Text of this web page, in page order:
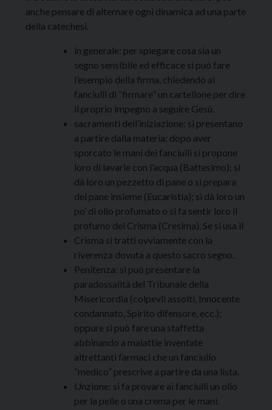
anche pensare di alternare ogni dinamica ad una parte
della catechesi.
in generale: per spiegare cosa sia un
segno sensibile ed efficace si può fare
l’esempio della firma, chiedendo ai
fanciulli di “firmare” un cartellone per dire
il proprio impegno a seguire Gesù.
sacramenti dell’iniziazione: si presentano
a partire dalla materia: dopo aver
sporcato le mani dei fanciulli si propone
loro di lavarle con l’acqua (Battesimo); si
dà loro un pezzetto di pane o si prepara
del pane insieme (Eucaristia); si dà loro un
po’ di olio profumato o si fa sentir loro il
profumo del Crisma (Cresima). Se si usa il
Crisma si tratti ovviamente con la
riverenza dovuta a questo sacro segno.
Penitenza: si può presentare la
paradossalità del Tribunale della
Misericordia (colpevli assolti, Innocente
condannato, Spirito difensore, ecc.);
oppure si può fare una staffetta
abbinando a malattie inventate
altrettanti farmaci che un fanciullo
“medico” prescrive a partire da una lista.
Unzione: si fa provare ai fanciulli un olio
per la pelle o una crema per le mani.